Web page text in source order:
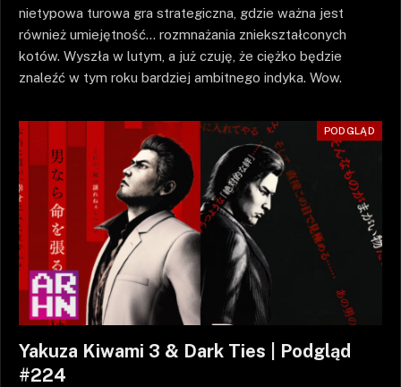
nietypowa turowa gra strategiczna, gdzie ważna jest
również umiejętność… rozmnażania zniekształconych
kotów. Wyszła w lutym, a już czuję, że ciężko będzie
znaleźć w tym roku bardziej ambitnego indyka. Wow.
PODGLĄD
Yakuza Kiwami 3 & Dark Ties | Podgląd
#224